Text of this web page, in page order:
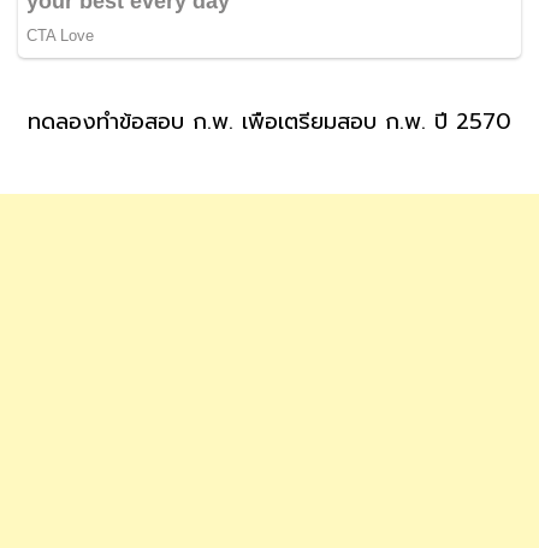
ทดลองทำข้อสอบ ก.พ. เพื่อเตรียมสอบ ก.พ. ปี 2570